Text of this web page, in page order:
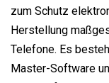
zum Schutz
Herstellung
Telefone. Es
Master-Software